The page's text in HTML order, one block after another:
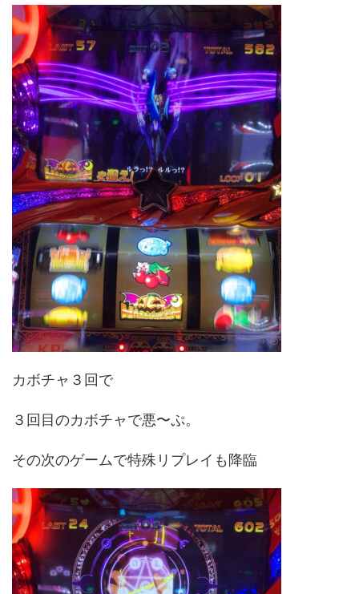
カボチャ３回で
３回目のカボチャで悪〜ぷ。
その次のゲームで特殊リプレイも降臨